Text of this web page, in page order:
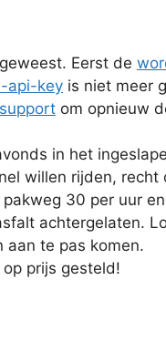
Eerst de
api-key is niet meer
om opnieuw
in het
willen rijden,
30 per uur
achtergelaten.
aan te pas komen.
prijs gesteld!